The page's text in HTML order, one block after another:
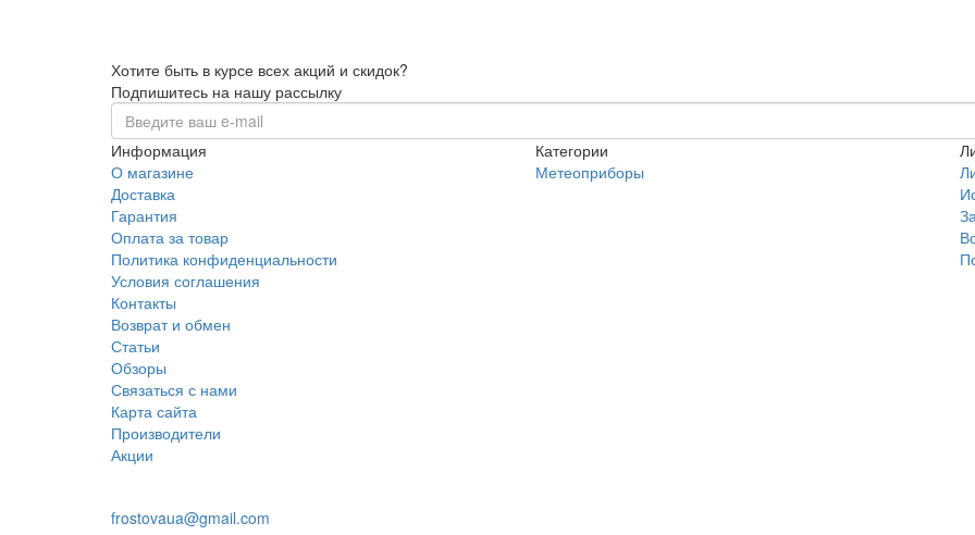
Хотите быть в курсе всех акций и скидок?
Подпишитесь на нашу рассылку
Информация
О магазине
Доставка
Гарантия
Оплата за товар
Политика конфиденциальности
Условия соглашения
Контакты
Возврат и обмен
Статьи
Обзоры
Связаться с нами
Карта сайта
Производители
Акции
Категории
Метеоприборы
frostovaua@gmail.com